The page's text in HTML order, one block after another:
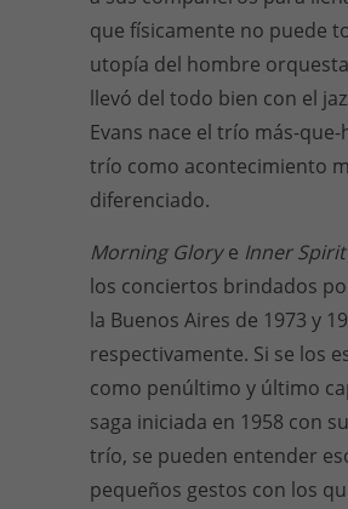
que físicamente no puede
utopía del hombre
llevó del todo bien con el
Evans nace el trío más-
trío como acontecimiento
diferenciado.
Morning Glorye Inner Spirit
los conciertos brindados
la Buenos Aires de 1973 y
respectivamente. Si se los
como penúltimo y último
saga iniciada en 1958 con
trío, se pueden entender
pequeños gestos con los